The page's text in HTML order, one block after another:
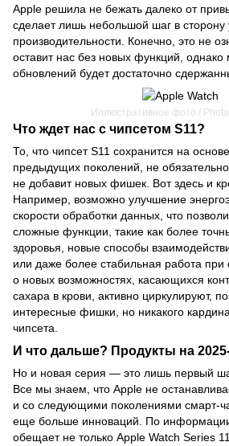
Apple решила не бежать далеко от
сделает лишь небольшой шаг в сторону
производительности. Конечно, это не
оставит нас без новых функций, однако
обновлений будет достаточно
Иллюстративное фото /
Что ждет нас с чипсетом S11?
То, что чипсет S11 сохранится на
предыдущих поколений, не обязательно
не добавит новых фишек. Вот здесь и
Например, возможно улучшение
скорости обработки данных, что
сложные функции, такие как более
здоровья, новые способы
или даже более стабильная работа при
о новых возможностях, касающихся
сахара в крови, активно циркулируют,
интересные фишки, но никакого
чипсета.
И что дальше? Продукты на
Но и новая серия — это лишь первый
Все мы знаем, что Apple не
и со следующими поколениями смарт-
еще больше инноваций. По информации
обещает не только Apple Watch Series